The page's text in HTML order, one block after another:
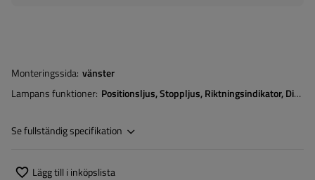
Monteringssida vänster
Lampans funktioner Positionsljus Stoppljus Riktningsindikator Dimljus
Se fullständig specifikation
Lägg till i inköpslista